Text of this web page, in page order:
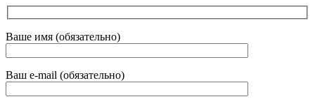
Ваше имя (обязательно)
Ваш e-mail (обязательно)